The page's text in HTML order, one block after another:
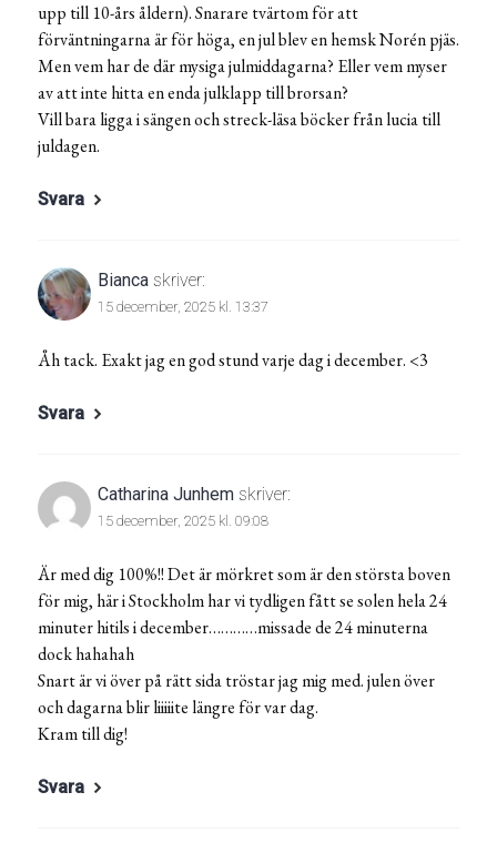
upp till 10-års åldern). Snarare tvärtom för att
förväntningarna är för höga, en jul blev en hemsk Norén pjäs.
Men vem har de där mysiga julmiddagarna? Eller vem myser
av att inte hitta en enda julklapp till brorsan?
Vill bara ligga i sängen och streck-läsa böcker från lucia till
juldagen.
Svara
Bianca skriver:
15 december, 2025 kl. 13:37
Åh tack. Exakt jag en god stund varje dag i december. <3
Svara
Catharina Junhem skriver:
15 december, 2025 kl. 09:08
Är med dig 100%!! Det är mörkret som är den största boven
för mig, här i Stockholm har vi tydligen fått se solen hela 24
minuter hitils i december…………missade de 24 minuterna
dock hahahah
Snart är vi över på rätt sida tröstar jag mig med. julen över
och dagarna blir liiiiite längre för var dag.
Kram till dig!
Svara